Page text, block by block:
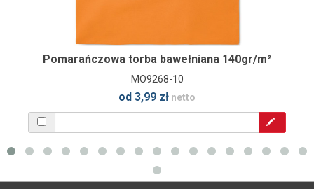
Pomarańczowa torba bawełniana 140gr/m²
MO9268-10
od 3,99 zł netto